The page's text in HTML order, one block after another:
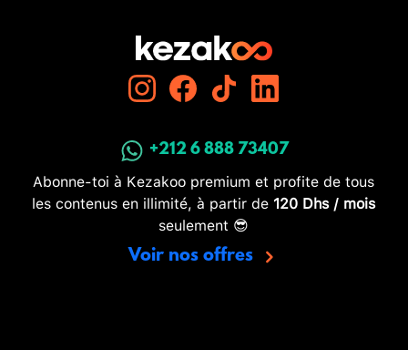
+212 6 888 73407
Abonne-toi à Kezakoo premium et profite de tous
les contenus en illimité, à partir de 120 Dhs / mois
seulement 😎
Voir nos offres